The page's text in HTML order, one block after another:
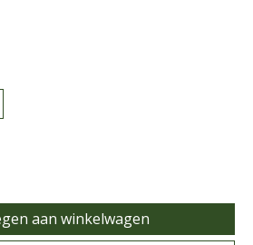
aan winkelwagen